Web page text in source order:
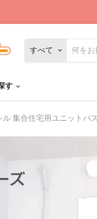
すべて
す
ル 集合住宅用ユニット